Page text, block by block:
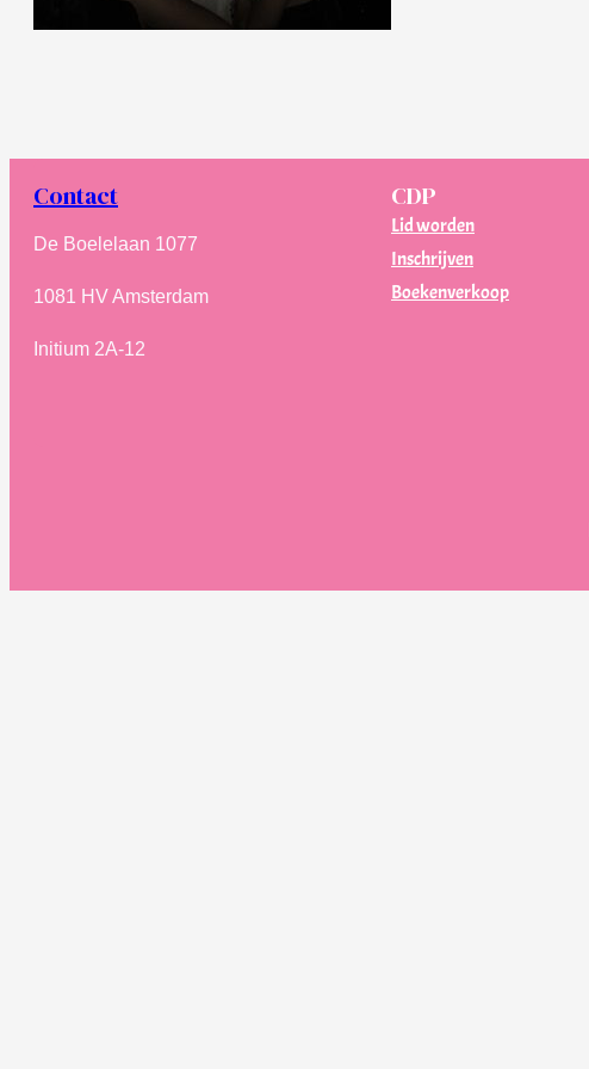
Contact
De Boelelaan 1077
1081 HV Amsterdam
Initium 2A-12
CDP
Lid worden
Inschrijven
Boekenverkoop